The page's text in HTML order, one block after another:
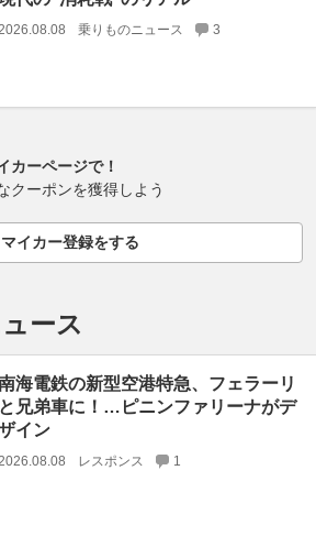
2026.08.08 乗りものニュース 3
カーページで！
クーポンを獲得しよう
マイカー登録をする
ース
海電鉄の新型空港特急、フェラーリ
と兄弟車に！…ピニンファリーナがデ
イン
レスポンス 1